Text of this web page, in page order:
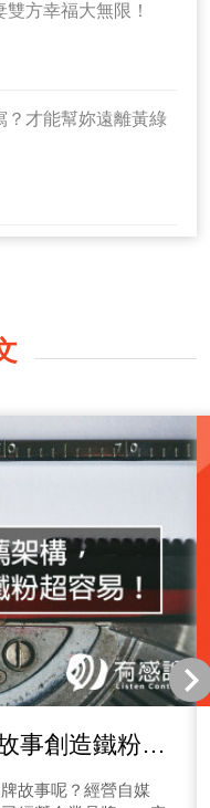
方幸福大無限！
？才能幫妳遠離黃綠
事創造鐵粉超
故事呢？經營自媒